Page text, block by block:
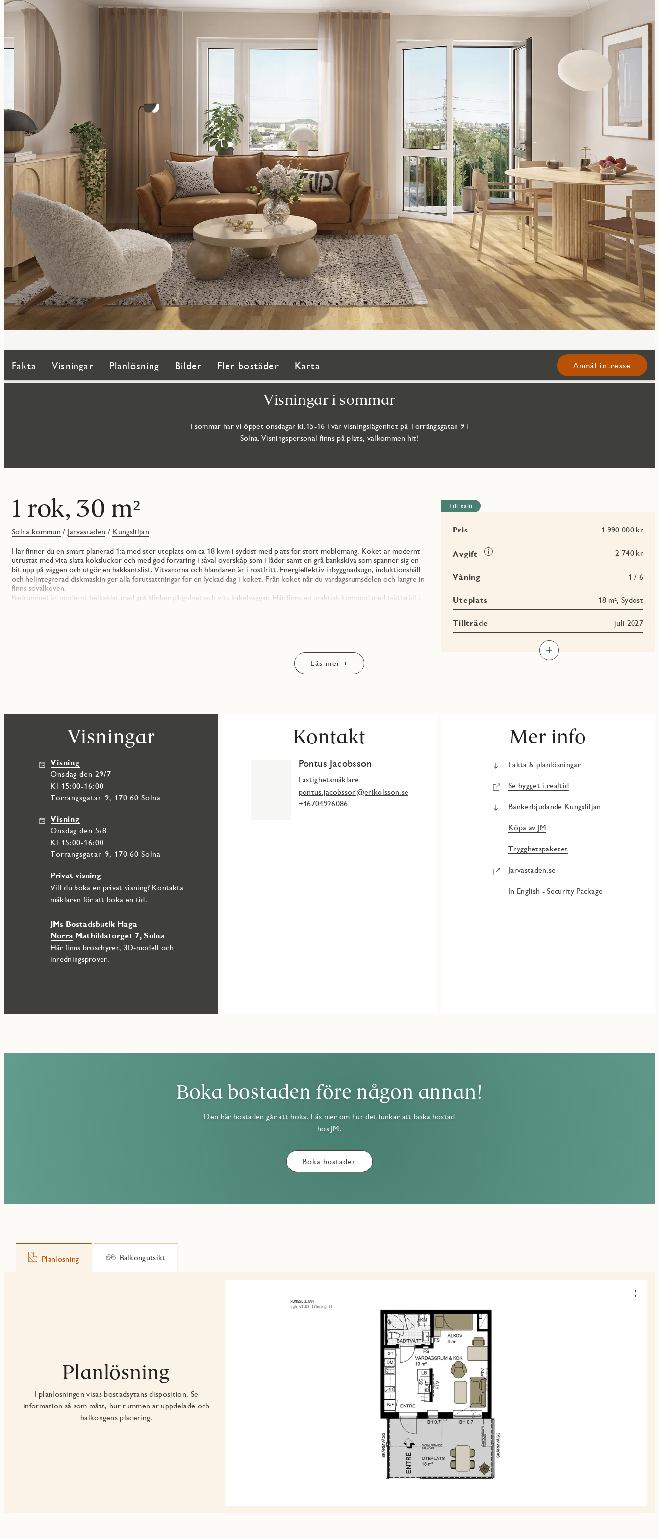
Fakta Visningar Planlösning Bilder Fler bostäder Karta Anmäl intresse
Visningar i sommar
I sommar har vi öppet onsdagar kl.15-16 i vår visningslägenhet på Torrängsgatan 9 i
Solna. Visningspersonal finns på plats, välkommen hit!
1 rok, 30 m²
Solna kommun / Järvastaden / Kungsliljan
Här finner du en smart planerad 1:a med stor uteplats om ca 18 kvm i sydost med plats för stort möblemang. Köket är modernt
utrustat med vita släta köksluckor och med god förvaring i såväl överskåp som i lådor samt en grå bänkskiva som spänner sig en
bit upp på väggen och utgör en bakkantslist. Vitvarorna och blandaren är i rostfritt. Energieffektiv inbyggnadsugn, induktionshäll
och helintegrerad diskmaskin ger alla förutsättningar för en lyckad dag i köket. Från köket når du vardagsrumsdelen och längre in
finns sovalkoven.
Badrummet är modernt helkaklat med grå klinker på golvet och vita kakelväggar. Här finns en praktisk kommod med tvättställ i
Till salu
Pris 1 990 000 kr
Avgift
Läs
mer
2 740 kr
Våning 1 / 6
Uteplats 18 m², Sydost
Tillträde juli 2027
Läs mer +
Visningar
Visning
onsdag den 29/7
Kl 15:00-16:00
Torrängsgatan 9, 170 60 Solna
Visning
onsdag den 5/8
Kl 15:00-16:00
Torrängsgatan 9, 170 60 Solna
Privat visning
Vill du boka en privat visning? Kontakta
mäklaren för att boka en tid.
JMs Bostadsbutik Haga
Norra Mathildatorget 7, Solna
Här finns broschyrer, 3D-modell och
inredningsprover.
Kontakt
Pontus Jacobsson
Fastighetsmäklare
pontus.jacobsson@erikolsson.se
+46704926086
Mer info
Fakta & planlösningar
Se bygget i realtid
Bankerbjudande Kungsliljan
Köpa av JM
Trygghetspaketet
Järvastaden.se
In English - Security Package
Boka bostaden före någon annan!
Den här bostaden går att boka. Läs mer om hur det funkar att boka bostad
hos JM.
Boka bostaden
Planlösning Balkongutsikt
Planlösning
I planlösningen visas bostadsytans disposition. Se
information så som mått, hur rummen är uppdelade och
balkongens placering.
Se